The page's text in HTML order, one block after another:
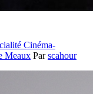
Cinéma-
Meaux Parscahour